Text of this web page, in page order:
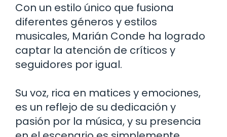
Con un estilo único que fusiona
diferentes géneros y estilos
musicales, Marián Conde ha logrado
captar la atención de críticos y
seguidores por igual.
Su voz, rica en matices y emociones,
es un reflejo de su dedicación y
pasión por la música, y su presencia